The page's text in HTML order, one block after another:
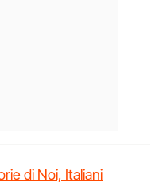
di Noi, Italiani